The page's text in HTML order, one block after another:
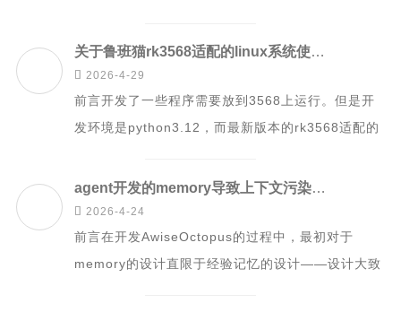
关于鲁班猫rk3568适配的linux系统使用新版本python的情况
 2026-4-29
前言开发了一些程序需要放到3568上运行。但是开
发环境是python3.12，而最新版本的rk3568适配的
agent开发的memory导致上下文污染问题
 2026-4-24
前言在开发AwiseOctopus的过程中，最初对于
memory的设计直限于经验记忆的设计——设计大致